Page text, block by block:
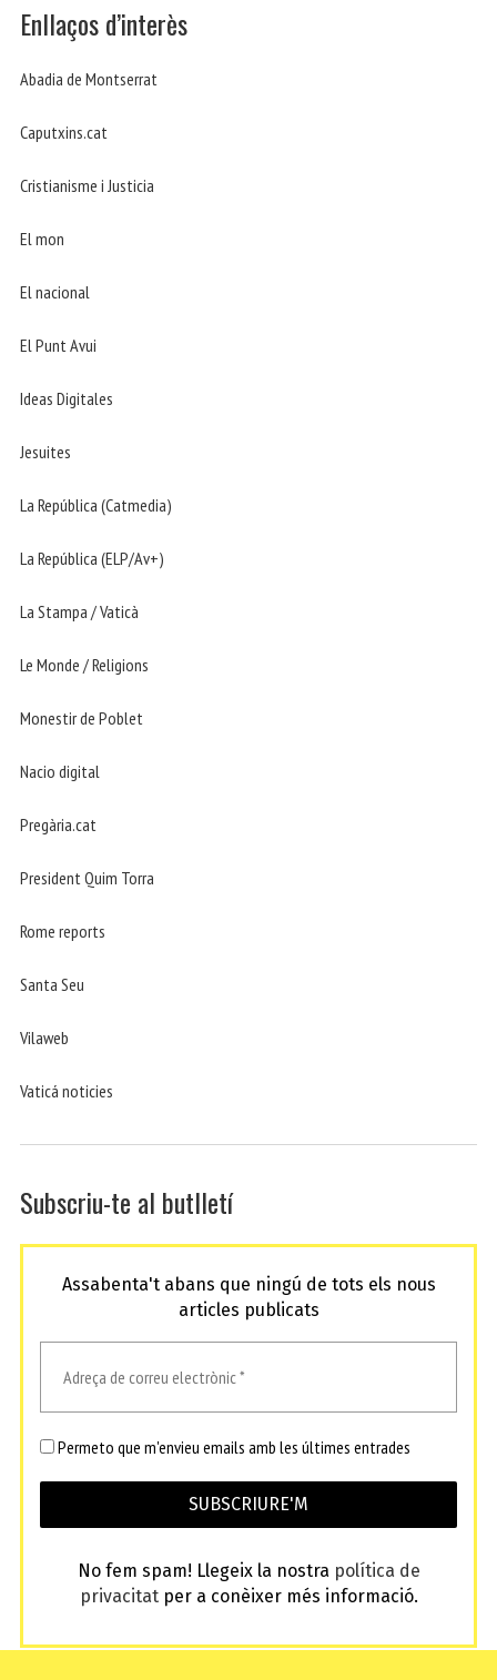
Enllaços d’interès
Abadia de Montserrat
Caputxins.cat
Cristianisme i Justicia
El mon
El nacional
El Punt Avui
Ideas Digitales
Jesuites
La República (Catmedia)
La República (ELP/Av+)
La Stampa / Vaticà
Le Monde / Religions
Monestir de Poblet
Nacio digital
Pregària.cat
President Quim Torra
Rome reports
Santa Seu
Vilaweb
Vaticá noticies
Subscriu-te al butlletí
Assabenta't abans que ningú de tots els nous
articles publicats
Permeto que m'envieu emails amb les últimes entrades
No fem spam! Llegeix la nostra política de
privacitatper a conèixer més informació.